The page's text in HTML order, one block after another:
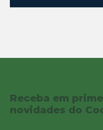
Receba em
novidades do